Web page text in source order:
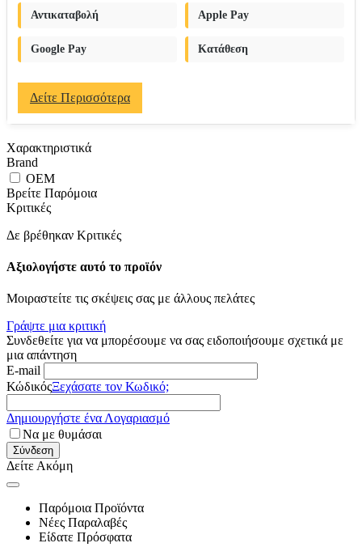
Αντικαταβολή Apple Pay
Google Pay Κατάθεση
Δείτε Περισσότερα
Χαρακτηριστικά
Brand
OEM
Βρείτε Παρόμοια
Κριτικές
Δε βρέθηκαν Κριτικές
Αξιολογήστε αυτό το προϊόν
Μοιραστείτε τις σκέψεις σας με άλλους πελάτες
Γράψτε μια κριτική
Συνδεθείτε για να μπορέσουμε να σας ειδοποιήσουμε σχετικά με
μια απάντηση
E-mail
ΚώδικόςΞεχάσατε τον Κωδικό;
Δημιουργήστε ένα Λογαριασμό
Να με θυμάσαι
Σύνδεση
Δείτε Ακόμη
Παρόμοια Προϊόντα
Νέες Παραλαβές
Είδατε Πρόσφατα